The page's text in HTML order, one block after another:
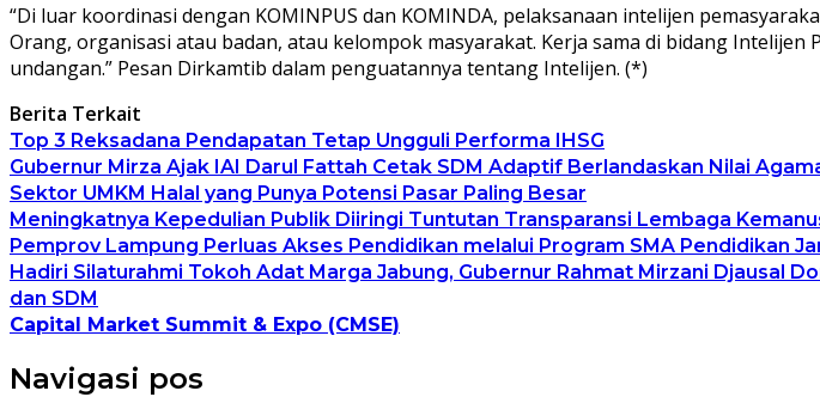
“Di luar koordinasi dengan KOMINPUS dan KOMINDA, pelaksanaan intelijen
Orang, organisasi atau badan, atau kelompok masyarakat. Kerja sama di bidang
undangan.” Pesan Dirkamtib dalam penguatannya tentang Intelijen. (*)
Berita Terkait
Top 3 Reksadana Pendapatan Tetap Ungguli Performa IHSG
Gubernur Mirza Ajak IAI Darul Fattah Cetak SDM Adaptif Berlandaskan Nilai
Sektor UMKM Halal yang Punya Potensi Pasar Paling Besar
Meningkatnya Kepedulian Publik Diiringi Tuntutan Transparansi Lembaga
Pemprov Lampung Perluas Akses Pendidikan melalui Program SMA Pendidikan
Hadiri Silaturahmi Tokoh Adat Marga Jabung, Gubernur Rahmat Mirzani Djausal
dan SDM
Capital Market Summit & Expo (CMSE)
Navigasi pos